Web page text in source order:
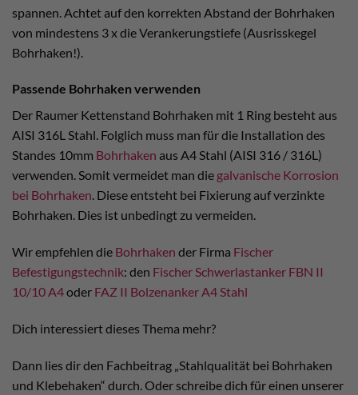
spannen. Achtet auf den korrekten Abstand der Bohrhaken
von mindestens 3 x die Verankerungstiefe (Ausrisskegel
Bohrhaken!).
Passende Bohrhaken verwenden
Der Raumer Kettenstand Bohrhaken mit 1 Ring besteht aus
AISI 316L Stahl. Folglich muss man für die Installation des
Standes 10mm Bohrhaken aus A4 Stahl (AISI 316 / 316L)
verwenden. Somit vermeidet man die galvanische Korrosion
bei Bohrhaken. Diese entsteht bei Fixierung auf verzinkte
Bohrhaken. Dies ist unbedingt zu vermeiden.
Wir empfehlen die Bohrhaken der Firma Fischer
Befestigungstechnik: den Fischer Schwerlastanker FBN II
10/10 A4oder FAZ II Bolzenanker A4 Stahl
Dich interessiert dieses Thema mehr?
Dann lies dir den Fachbeitrag „Stahlqualität bei Bohrhaken
und Klebehaken“ durch. Oder schreibe dich für einen unserer